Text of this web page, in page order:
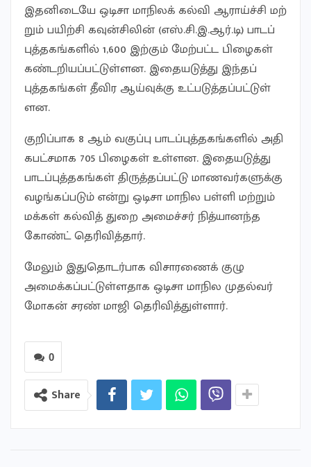
இதனிடையே ஒடிசா மாநிலக் கல்வி ஆராய்ச்சி மற்​
றும் பயிற்சி கவுன்​சிலின் (எஸ்​.சி.இ.ஆர்​.டி) பாடப்​
புத்​தகங்​களில் 1,600 இற்​கும் மேற்பட்ட பிழைகள்
கண்​டறியப்​பட்​டுள்​ளன. இதையடுத்து இந்​தப்
புத்தகங்​கள் தீவிர ஆய்​வுக்கு உட்​படுத்​தப்​பட்​டுள்​
ளன.
குறிப்​பாக 8 ஆம் வகுப்பு பாடப்​புத்​தகங்​களில் அதி​
கபட்​ச​மாக 705 பிழைகள் உள்​ளன. இதையடுத்து
பாடப்​புத்​தகங்​கள் திருத்​தப்​பட்டு மாணவர்​களுக்கு
வழங்​கப்​படும் என்று ஒடிசா மாநில பள்ளி மற்​றும்
மக்​கள் கல்​வித் துறை அமைச்​சர் நித்​யானந்த
கோண்ட் தெரி​வித்​தார்.
மேலும் இதுதொடர்​பாக வி​சா​ரணைக் குழு
அமைக்​கப்பட்​டுள்​ள​தாக ஒடிசா மாநில முதல்​வர்​
மோகன்​ சரண்​ மாஜி தெரி​வித்​துள்​ளார்​.
0
Share